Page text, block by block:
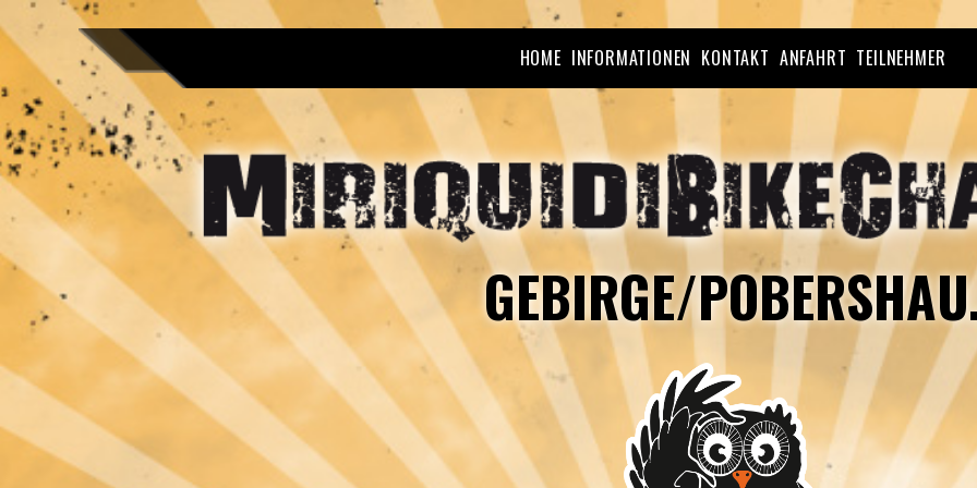
HOME INFORMATIONEN KONTAKT ANFAHRT TEILNEHMER
GEBIRGE/